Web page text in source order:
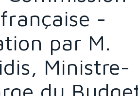
-
par M.
Ministre-
du